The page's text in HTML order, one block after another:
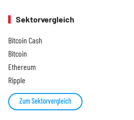
Sektorvergleich
Bitcoin Cash
Bitcoin
Ethereum
Ripple
Zum Sektorvergleich